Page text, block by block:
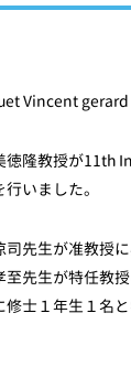
Vincent gerard
徳隆教授が11th
いました。
司先生が准教授に
至先生が特任教授
修士１年生１名